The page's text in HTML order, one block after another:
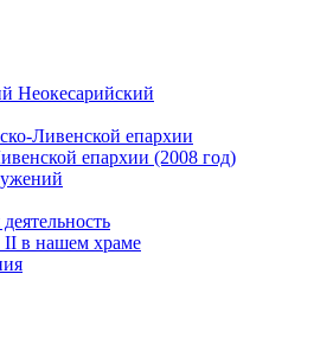
Неокесарийский
Ливенской епархии
епархии (2008 год)
в нашем храме